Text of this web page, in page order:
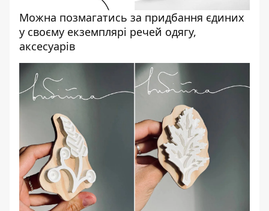
Можна позмагатись за придбання єдиних
у своєму екземплярі речей одягу,
аксесуарів